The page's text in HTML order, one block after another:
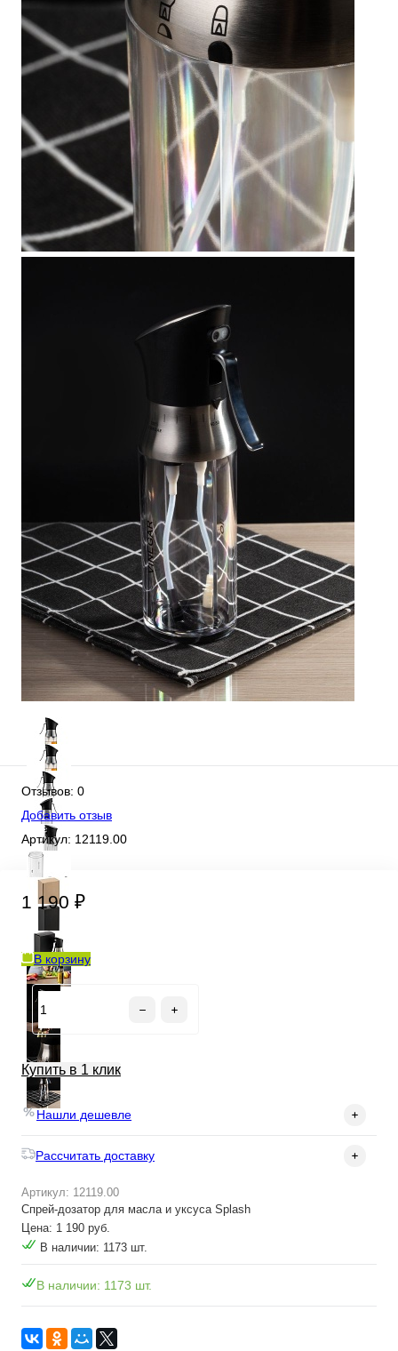
Отзывов: 0
Добавить отзыв
Артикул: 12119.00
1 190 ₽
В корзину
Купить в 1 клик
Нашли дешевле
Рассчитать доставку
Артикул: 12119.00
Спрей-дозатор для масла и уксуса Splash
Цена: 1 190 руб.
В наличии: 1173 шт.
В наличии: 1173 шт.